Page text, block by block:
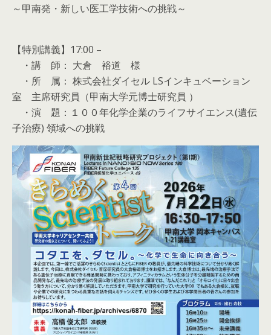
～甲南発・新しい医工学技術への挑戦～
【特別講義】17:00 –
・講 師： 大倉 裕道 様
・所 属： 株式会社ダイセル LSインキュベーション
室 主席研究員（甲南大学元博士研究員 ）
・演 題：１００年化学企業のライフサイエンス(遺伝
子治療) 領域への挑戦